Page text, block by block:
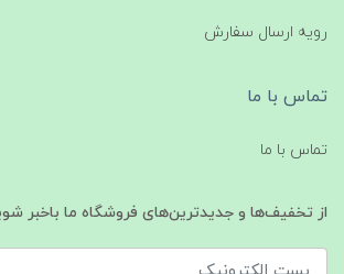
رویه ارسال سفارش
تماس با ما
تماس با ما
از تخفیف‌ها و جدیدترین‌های فروشگاه ما باخبر